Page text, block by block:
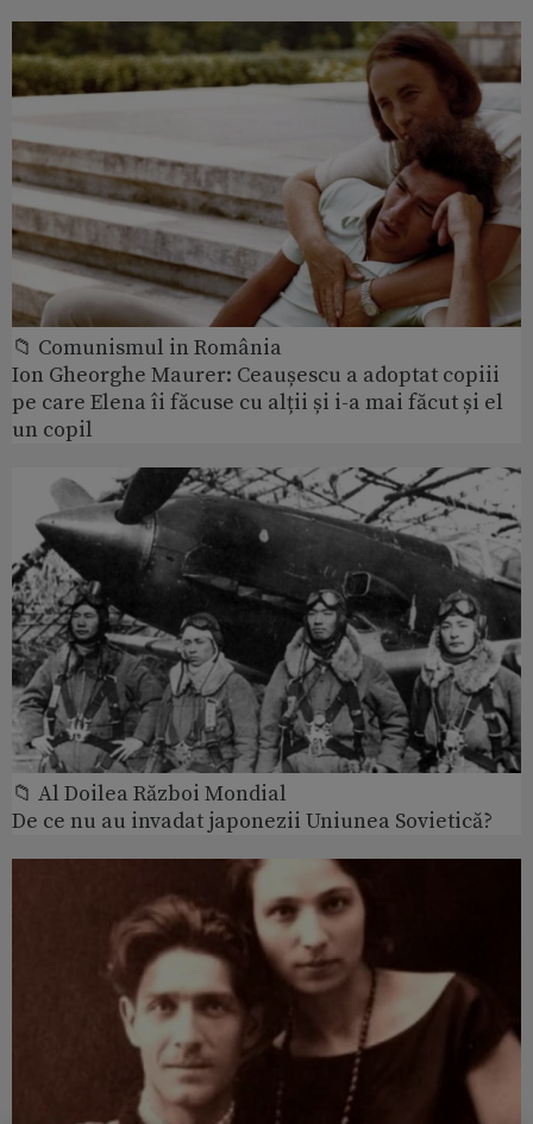
📁 Comunismul in România
Ion Gheorghe Maurer: Ceaușescu a adoptat copiii
pe care Elena îi făcuse cu alții și i-a mai făcut și el
un copil
📁 Al Doilea Război Mondial
De ce nu au invadat japonezii Uniunea Sovietică?